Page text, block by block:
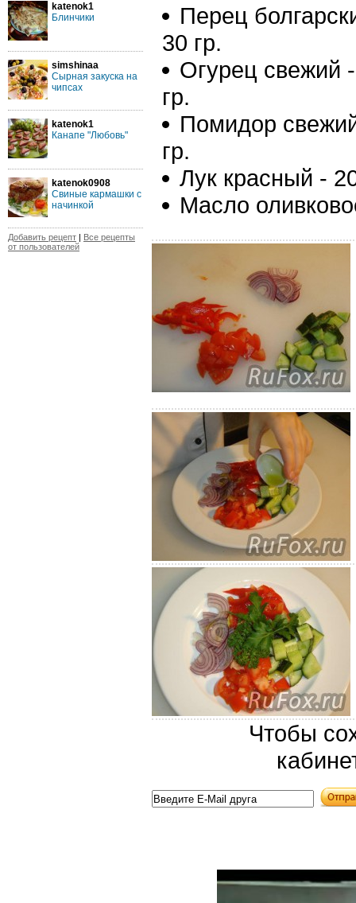
katenok1
Блинчики
simshinaa
Сырная закуска на
чипсах
katenok1
Канапе "Любовь"
katenok0908
Свиные кармашки с
начинкой
Добавить рецепт | Все рецепты
от пользователей
Перец
30 гр.
Огурец свежий
гр.
Помидор
гр.
Лук красный -
Масло
Чтобы